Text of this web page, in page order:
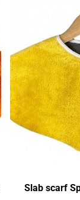
Slab scarf